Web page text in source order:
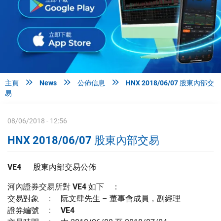
主頁  News  公佈信息 
HNX 2018/06/07 股東內部交
易
08/06/2018 - 12:56
HNX 2018/06/07 股東內部交易
VE4 股東內部交易公佈
河內證券交易所對 VE4 如下 ：
交易對象 : 阮文肆先生 – 董事會成員，副經理
證券編號 : VE4